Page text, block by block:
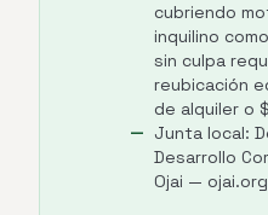
cubriendo
inquilino
sin culpa
reubicación
de alquiler o
Junta local:
Desarrollo
Ojai —